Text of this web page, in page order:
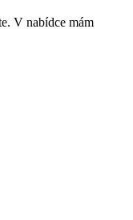
V nabídce mám